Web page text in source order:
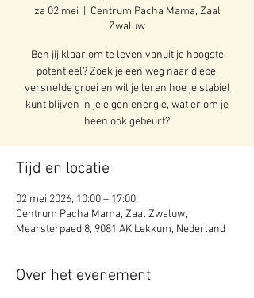
za 02 mei
Centrum Pacha Mama, Zaal
Zwaluw
Ben jij klaar om te leven vanuit je hoogste
potentieel? Zoek je een weg naar diepe,
versnelde groei en wil je leren hoe je stabiel
kunt blijven in je eigen energie, wat er om je
heen ook gebeurt?
Tijd en locatie
02 mei 2026, 10:00 – 17:00
Centrum Pacha Mama, Zaal Zwaluw,
Mearsterpaed 8, 9081 AK Lekkum, Nederland
Over het evenement